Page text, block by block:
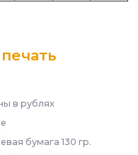
в рублях
бумага 130 гр.